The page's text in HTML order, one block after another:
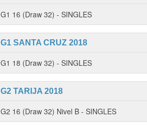
G1 16 (Draw 32) - SINGLES
G1 SANTA CRUZ 2018
G1 18 (Draw 32) - SINGLES
G2 TARIJA 2018
G2 16 (Draw 32) Nivel B - SINGLES